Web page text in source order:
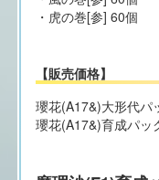
・虎の巻[参] 60個
【販売価格】
瓔花(A17&)大形代パ
瓔花(A17&)育成パッ